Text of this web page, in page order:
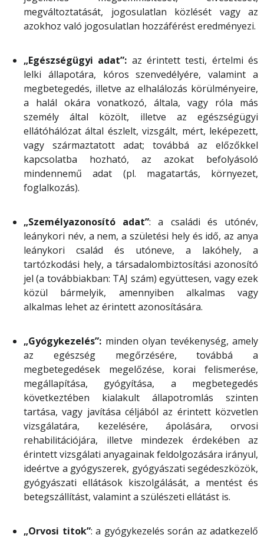
megváltoztatását, jogosulatlan közlését vagy az
azokhoz való jogosulatlan hozzáférést eredményezi.
„Egészségügyi adat”: az érintett testi, értelmi és
lelki állapotára, kóros szenvedélyére, valamint a
megbetegedés, illetve az elhalálozás körülményeire,
a halál okára vonatkozó, általa, vagy róla más
személy által közölt, illetve az egészségügyi
ellátóhálózat által észlelt, vizsgált, mért, leképezett,
vagy származtatott adat; továbbá az előzőkkel
kapcsolatba hozható, az azokat befolyásoló
mindennemű adat (pl. magatartás, környezet,
foglalkozás).
„Személyazonosító adat”: a családi és utónév,
leánykori név, a nem, a születési hely és idő, az anya
leánykori család és utóneve, a lakóhely, a
tartózkodási hely, a társadalombiztosítási azonosító
jel (a továbbiakban: TAJ szám) együttesen, vagy ezek
közül bármelyik, amennyiben alkalmas vagy
alkalmas lehet az érintett azonosítására.
„Gyógykezelés”: minden olyan tevékenység, amely
az egészség megőrzésére, továbbá a
megbetegedések megelőzése, korai felismerése,
megállapítása, gyógyítása, a megbetegedés
következtében kialakult állapotromlás szinten
tartása, vagy javítása céljából az érintett közvetlen
vizsgálatára, kezelésére, ápolására, orvosi
rehabilitációjára, illetve mindezek érdekében az
érintett vizsgálati anyagainak feldolgozására irányul,
ideértve a gyógyszerek, gyógyászati segédeszközök,
gyógyászati ellátások kiszolgálását, a mentést és
betegszállítást, valamint a szülészeti ellátást is.
„Orvosi titok”: a gyógykezelés során az adatkezelő